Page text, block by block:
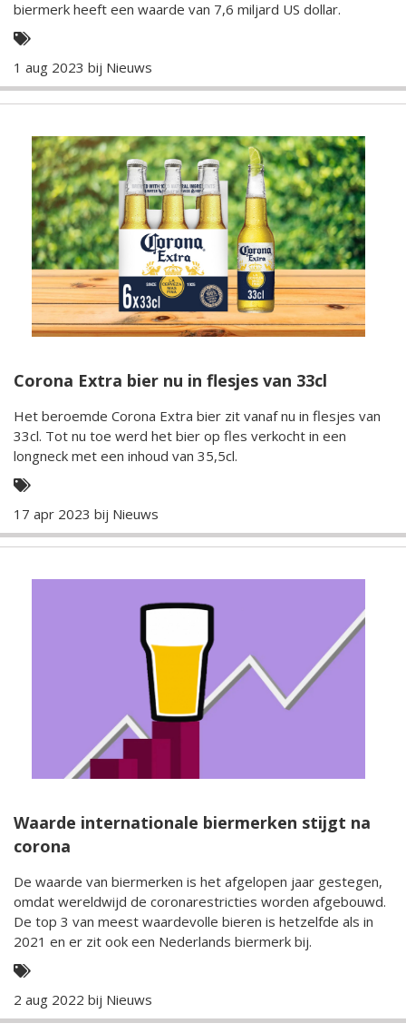
biermerk heeft een waarde van 7,6 miljard US dollar.
1 aug 2023 bij Nieuws
Corona Extra bier nu in flesjes van 33cl
Het beroemde Corona Extra bier zit vanaf nu in flesjes van
33cl. Tot nu toe werd het bier op fles verkocht in een
longneck met een inhoud van 35,5cl.
17 apr 2023 bij Nieuws
Waarde internationale biermerken stijgt na
corona
De waarde van biermerken is het afgelopen jaar gestegen,
omdat wereldwijd de coronarestricties worden afgebouwd.
De top 3 van meest waardevolle bieren is hetzelfde als in
2021 en er zit ook een Nederlands biermerk bij.
2 aug 2022 bij Nieuws